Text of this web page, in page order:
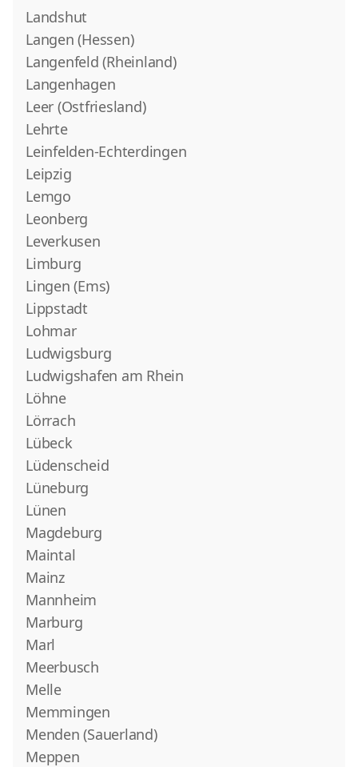
Landshut
Langen (Hessen)
Langenfeld (Rheinland)
Langenhagen
Leer (Ostfriesland)
Lehrte
Leinfelden-Echterdingen
Leipzig
Lemgo
Leonberg
Leverkusen
Limburg
Lingen (Ems)
Lippstadt
Lohmar
Ludwigsburg
Ludwigshafen am Rhein
Löhne
Lörrach
Lübeck
Lüdenscheid
Lüneburg
Lünen
Magdeburg
Maintal
Mainz
Mannheim
Marburg
Marl
Meerbusch
Melle
Memmingen
Menden (Sauerland)
Meppen